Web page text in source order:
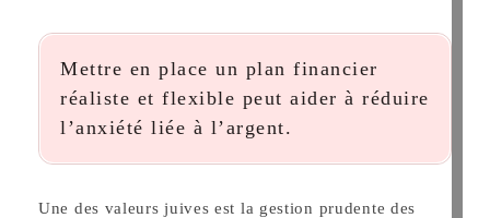
Mettre en place un plan financier
réaliste et flexible peut aider à réduire
l’anxiété liée à l’argent.
Une des valeurs juives est la gestion prudente des